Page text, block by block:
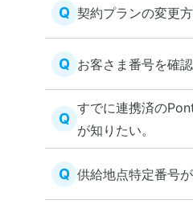
Q 契約プランの変更
Q お客さま番号を確認
Q
すでに連携済の
が知りたい。
Q 供給地点特定番号が